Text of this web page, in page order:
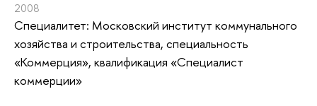
2008
Специалитет: Московский институт коммунального
хозяйства и строительства, специальность
«Коммерция», квалификация «Специалист
коммерции»